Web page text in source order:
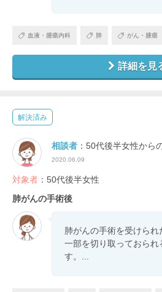
血液・腫瘍内科 肺 がん・腫瘍
詳細を見
解決済み
相談者 ：50代後半女性から
2020.06.09
対象者 ：50代後半女性
肺がんの手術後
肺がんの手術を受けら
一部を切り取っておられ
す。...